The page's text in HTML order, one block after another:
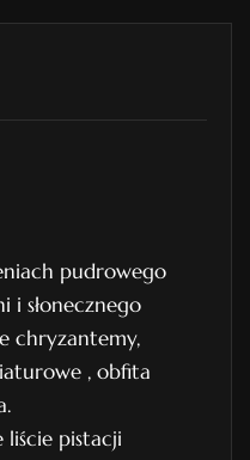
pudrowego
i słonecznego
chryzantemy,
, obfita
liście pistacji